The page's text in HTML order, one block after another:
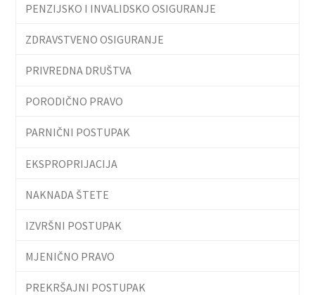
PENZIJSKO I INVALIDSKO OSIGURANJE
ZDRAVSTVENO OSIGURANJE
PRIVREDNA DRUŠTVA
PORODIČNO PRAVO
PARNIČNI POSTUPAK
EKSPROPRIJACIJA
NAKNADA ŠTETE
IZVRŠNI POSTUPAK
MJENIČNO PRAVO
PREKRŠAJNI POSTUPAK